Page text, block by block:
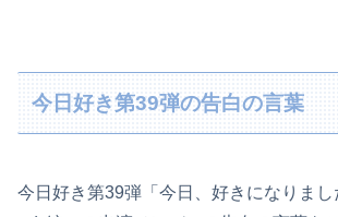
今日好き第39弾の告白の言葉
今日好き第39弾「今日、好きになりま